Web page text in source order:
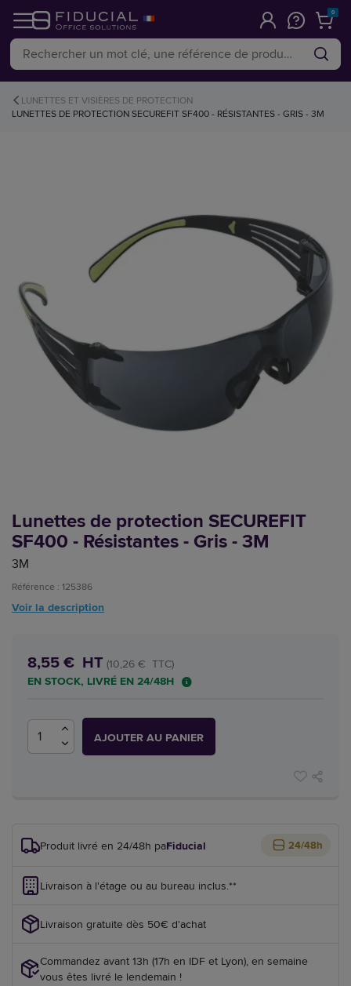
0
LUNETTES ET VISIÈRES DE PROTECTION
LUNETTES DE PROTECTION SECUREFIT SF400 - RÉSISTANTES - GRIS - 3M
Lunettes de protection SECUREFIT
SF400 - Résistantes - Gris - 3M
3M
Référence : 125386
Voir la description
8,55 € HT (10,26 € TTC)
EN STOCK, LIVRÉ EN 24/48H
AJOUTER AU PANIER
Produit livré en 24/48h parFiducial 24/48h
Livraison à l'étage ou au bureau inclus.**
Livraison gratuite dès 50€ d'achat
Commandez avant 13h (17h en IDF et Lyon), en semaine
vous êtes livré le lendemain !